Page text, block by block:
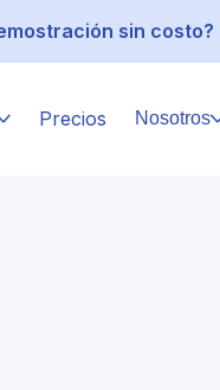
sin costo?
Precios Nosotros